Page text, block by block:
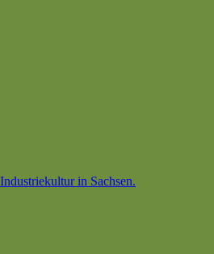
in Sachsen.